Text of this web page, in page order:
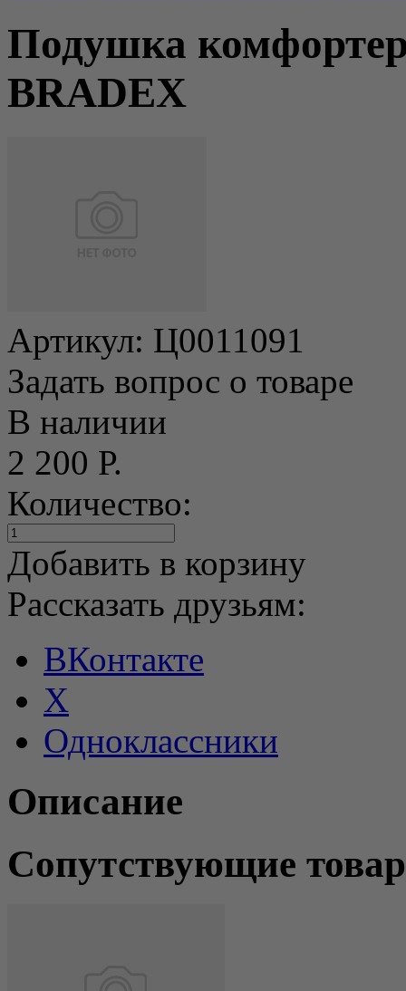
Подушка
BRADEX
Артикул: Ц0011091
Задать вопрос о товаре
В наличии
2 200 Р.
Количество:
Добавить в корзину
Рассказать друзьям:
ВКонтакте
X
Одноклассники
Описание
Сопутствующие